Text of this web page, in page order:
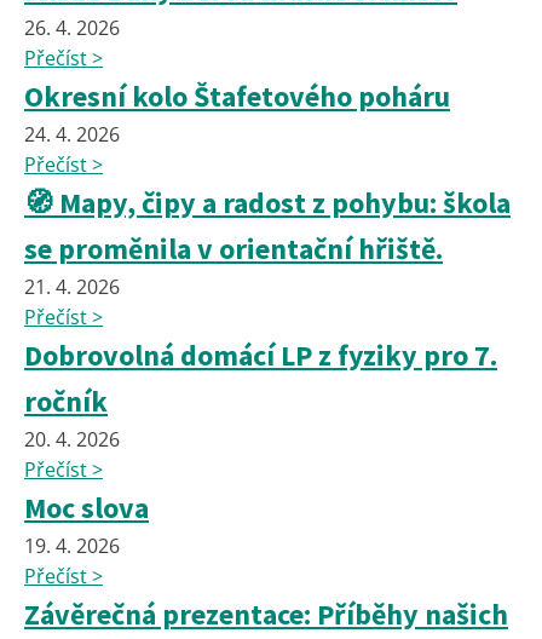
26. 4. 2026
Přečíst >
Okresní kolo Štafetového poháru
24. 4. 2026
Přečíst >
🧭 Mapy, čipy a radost z pohybu: škola
se proměnila v orientační hřiště.
21. 4. 2026
Přečíst >
Dobrovolná domácí LP z fyziky pro 7.
ročník
20. 4. 2026
Přečíst >
Moc slova
19. 4. 2026
Přečíst >
Závěrečná prezentace: Příběhy našich